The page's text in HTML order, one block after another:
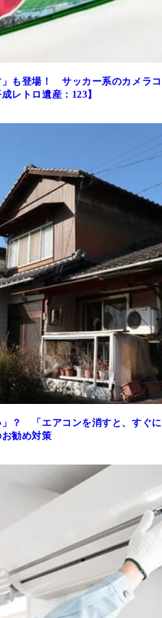
も登場！ サッカー系のカメラコ
レトロ遺産：123】
」？ 「エアコンを消すと、すぐに
勧め対策